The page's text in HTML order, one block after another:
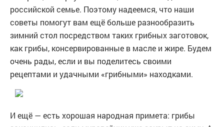
российской семье. Поэтому надеемся, что наши
советы помогут вам ещё больше разнообразить
зимний стол посредством таких грибных заготовок,
как грибы, консервированные в масле и жире. Будем
очень рады, если и вы поделитесь своими
рецептами и удачными «грибными» находками.
И ещё — есть хорошая народная примета: грибы